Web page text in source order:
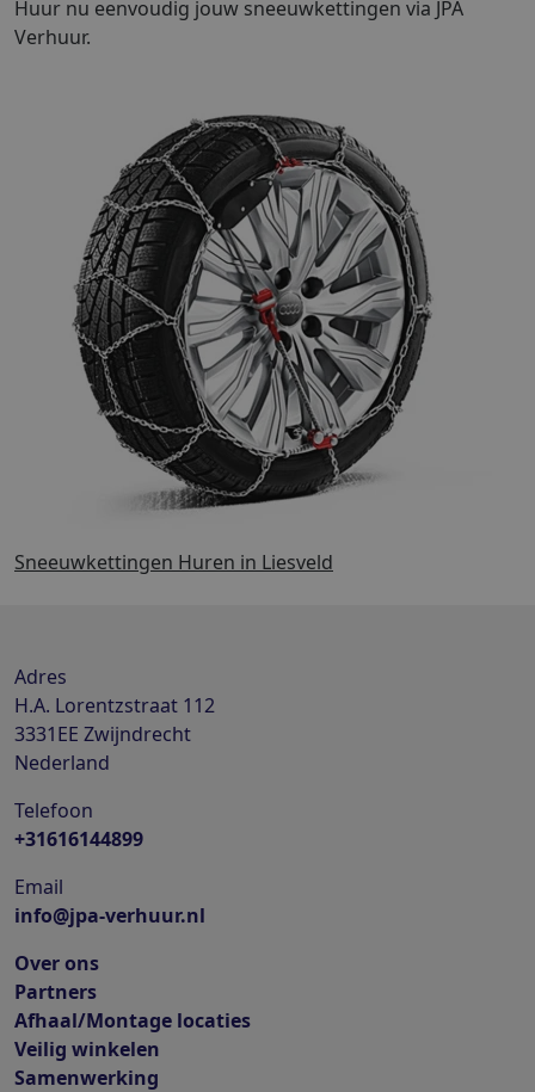
Huur nu eenvoudig jouw sneeuwkettingen via JPA
Verhuur.
Sneeuwkettingen Huren in Liesveld
Adres
H.A. Lorentzstraat 112
3331EE Zwijndrecht
Nederland
Telefoon
+31616144899
Email
info@jpa-verhuur.nl
Over ons
Partners
Afhaal/Montage locaties
Veilig winkelen
Samenwerking